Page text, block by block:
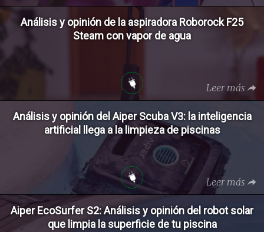
Análisis y opinión de la aspiradora Roborock F25
Steam con vapor de agua
Leer más
Análisis y opinión del Aiper Scuba V3: la inteligencia
artificial llega a la limpieza de piscinas
Leer más
Aiper EcoSurfer S2: Análisis y opinión del robot solar
que limpia la superficie de tu piscina